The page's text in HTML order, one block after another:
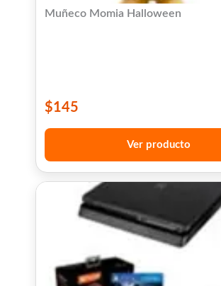
Muñeco Momia Halloween
$145
Ver producto